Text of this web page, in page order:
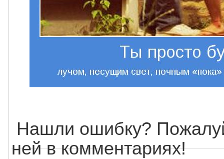
Нашли ошибку?
ней в комментариях!